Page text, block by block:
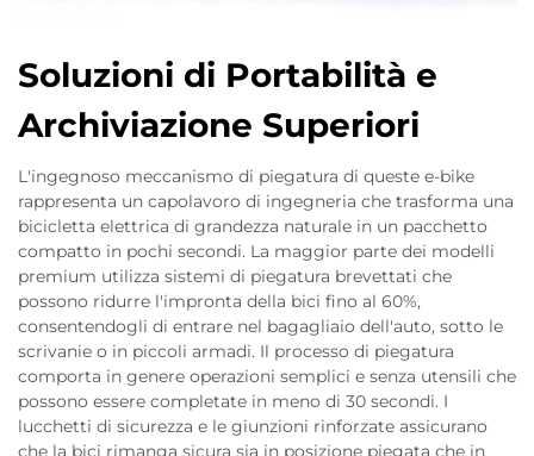
Soluzioni di Portabilità e
Archiviazione Superiori
L'ingegnoso meccanismo di piegatura di queste e-bike
rappresenta un capolavoro di ingegneria che trasforma una
bicicletta elettrica di grandezza naturale in un pacchetto
compatto in pochi secondi. La maggior parte dei modelli
premium utilizza sistemi di piegatura brevettati che
possono ridurre l'impronta della bici fino al 60%,
consentendogli di entrare nel bagagliaio dell'auto, sotto le
scrivanie o in piccoli armadi. Il processo di piegatura
comporta in genere operazioni semplici e senza utensili che
possono essere completate in meno di 30 secondi. I
lucchetti di sicurezza e le giunzioni rinforzate assicurano
che la bici rimanga sicura sia in posizione piegata che in